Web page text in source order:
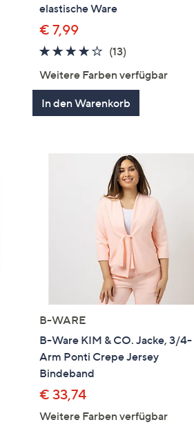
elastische Ware
€ 7,99
3.7
5
(13)
Weitere Farben verfügbar
In den Warenkorb
B-WARE
B-Ware KIM & CO. Jacke, 3/4-
Arm Ponti Crepe Jersey
Bindeband
€ 33,74
Weitere Farben verfügbar